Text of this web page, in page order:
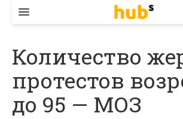
ЕКОНОМІКА
БІЗНЕС
СТАРТЕР
Количество
протестов
до 95 — МОЗ